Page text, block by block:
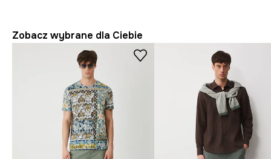
Zobacz wybrane dla Ciebie